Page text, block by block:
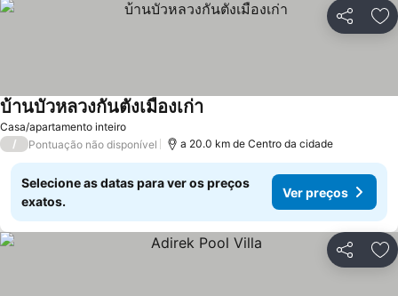
Partilhar
Casa/apartamento inteiro
บ้านบัวหลวงกันตังเมืองเก่าVer preços
/ Pontuação não disponível a 20.0 km de Centro da cidade
Selecione as datas para ver os preços
exatos.
Ver preços
Partilhar